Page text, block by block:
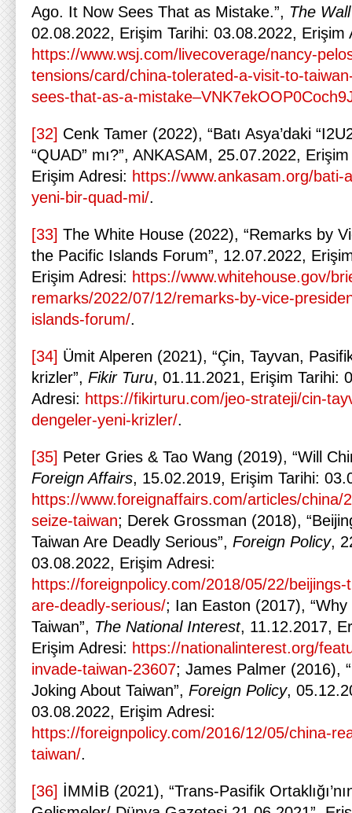
Ago. It Now Sees That as Mistake.”, The
02.08.2022, Erişim Tarihi: 03.08.2022, Erişim
https://www.wsj.com/livecoverage/nancy-
tensions/card/china-tolerated-a-visit-to-
sees-that-as-a-
[32] Cenk Tamer (2022), “Batı Asya’daki
“QUAD” mı?”, ANKASAM, 25.07.2022,
Erişim Adresi: https://www.ankasam.org/bati-
yeni-bir-quad-mi/.
[33] The White House (2022), “Remarks by
the Pacific Islands Forum”, 12.07.2022,
Erişim Adresi: https://www.whitehouse.gov/
remarks/2022/07/12/remarks-by-vice-
islands-forum/.
[34] Ümit Alperen (2021), “Çin, Tayvan,
krizler”, Fikir Turu, 01.11.2021, Erişim Tarihi:
Adresi: https://fikirturu.com/jeo-strateji/cin-
dengeler-yeni-krizler/.
[35] Peter Gries & Tao Wang (2019), “Will
Foreign Affairs, 15.02.2019, Erişim Tarihi:
https://www.foreignaffairs.com/articles/china/
seize-taiwan; Derek Grossman (2018),
Taiwan Are Deadly Serious”, Foreign Policy,
03.08.2022, Erişim Adresi:
https://foreignpolicy.com/2018/05/22/
are-deadly-serious/; Ian Easton (2017),
Taiwan”, The National Interest, 11.12.2017,
Erişim Adresi: https://nationalinterest.org/
invade-taiwan-23607; James Palmer (2016),
Joking About Taiwan”, Foreign Policy,
03.08.2022, Erişim Adresi:
https://foreignpolicy.com/2016/12/05/china-
taiwan/.
[36] İMMİB (2021), “Trans-Pasifik